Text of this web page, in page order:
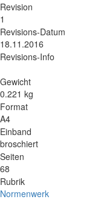
Revision
1
Revisions-Datum
18.11.2016
Revisions-Info
Gewicht
0.221 kg
Format
A4
Einband
broschiert
Seiten
68
Rubrik
Normenwerk